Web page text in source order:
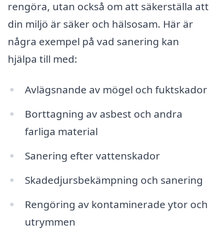
rengöra, utan också om att säkerställa att
din miljö är säker och hälsosam. Här är
några exempel på vad sanering kan
hjälpa till med:
Avlägsnande av mögel och fuktskador
Borttagning av asbest och andra
farliga material
Sanering efter vattenskador
Skadedjursbekämpning och sanering
Rengöring av kontaminerade ytor och
utrymmen